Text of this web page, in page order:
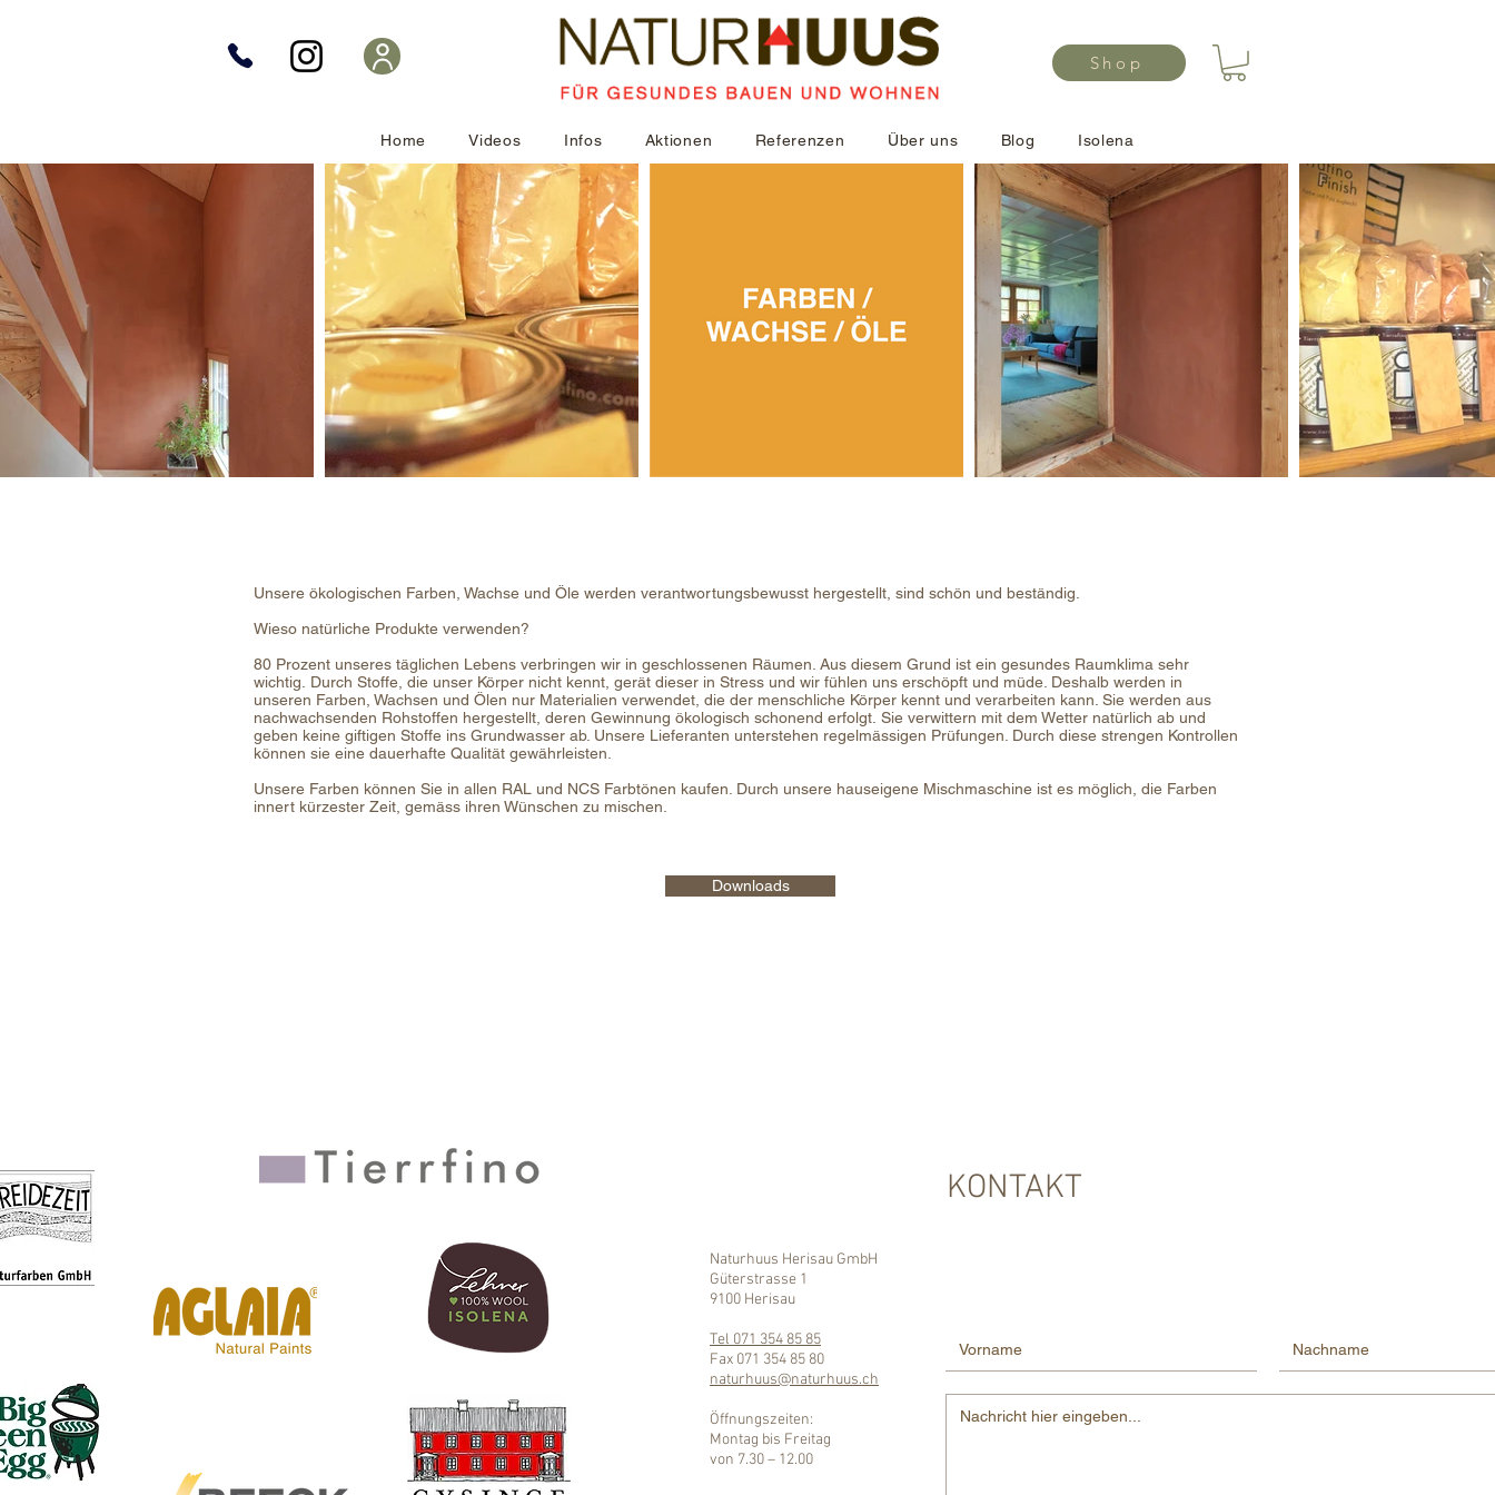
Shop
Home Videos Infos Aktionen Referenzen Über uns Blog Isolena
Unsere ökologischen Farben, Wachse und Öle werden verantwortungsbewusst hergestellt, sind schön und beständig.
Wieso natürliche Produkte verwenden?
80 Prozent unseres täglichen Lebens verbringen wir in geschlossenen Räumen. Aus diesem Grund ist ein gesundes Raumklima sehr
wichtig. Durch Stoffe, die unser Körper nicht kennt, gerät dieser in Stress und wir fühlen uns erschöpft und müde. Deshalb werden in
unseren Farben, Wachsen und Ölen nur Materialien verwendet, die der menschliche Körper kennt und verarbeiten kann. Sie werden aus
nachwachsenden Rohstoffen hergestellt, deren Gewinnung ökologisch schonend erfolgt. Sie verwittern mit dem Wetter natürlich ab und
geben keine giftigen Stoffe ins Grundwasser ab. Unsere Lieferanten unterstehen regelmässigen Prüfungen. Durch diese strengen Kontrollen
können sie eine dauerhafte Qualität gewährleisten.
Unsere Farben können Sie in allen RAL und NCS Farbtönen kaufen. Durch unsere hauseigene Mischmaschine ist es möglich, die Farben
innert kürzester Zeit, gemäss ihren Wünschen zu mischen.
Downloads
KONTAKT
Naturhuus Herisau GmbH
Güterstrasse 1
9100 Herisau
Tel 071 354 85 85
Fax 071 354 85 80
naturhuus@naturhuus.ch​
Öffnungszeiten:
Montag bis Freitag
von 7.30 – 12.00